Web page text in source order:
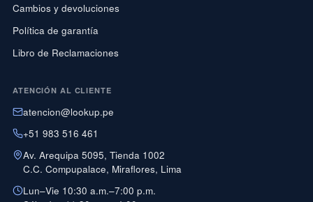
Cambios y devoluciones
Política de garantía
Libro de Reclamaciones
ATENCIÓN AL CLIENTE
atencion@lookup.pe
+51 983 516 461
Av. Arequipa 5095, Tienda 1002
C.C. Compupalace, Miraflores, Lima
Lun–Vie 10:30 a.m.–7:00 p.m.